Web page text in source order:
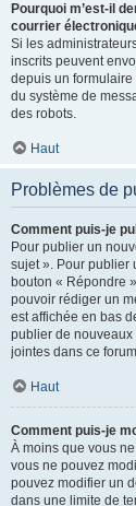
Pourquoi m’est-il
courrier
Si les
inscrits peuvent
depuis un formulaire
du système de
des robots.
Haut
Problèmes de
Comment puis-je
Pour publier un
sujet ». Pour publier
bouton « Répondre
pouvoir rédiger un
est affichée en bas
publier de nouveaux
jointes dans ce
Haut
Comment puis-je
À moins que vous
vous ne pouvez
pouvez modifier un
dans une limite de